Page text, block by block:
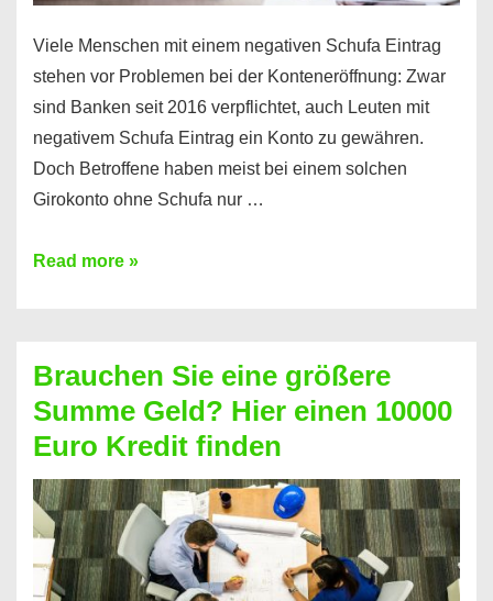
Viele Menschen mit einem negativen Schufa Eintrag
stehen vor Problemen bei der Konteneröffnung: Zwar
sind Banken seit 2016 verpflichtet, auch Leuten mit
negativem Schufa Eintrag ein Konto zu gewähren.
Doch Betroffene haben meist bei einem solchen
Girokonto ohne Schufa nur …
Günstiges
Geht
das
überhaupt?
Na
klar!
Read more »
Brauchen Sie eine größere
Summe Geld? Hier einen 10000
Euro Kredit finden